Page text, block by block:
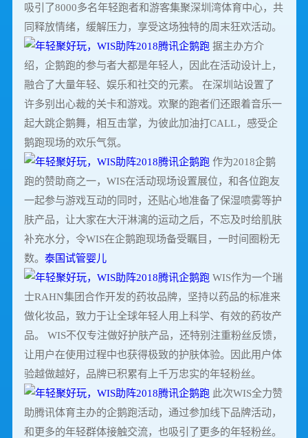
吸引了8000多名年轻跑者和游客集聚深圳湾体育中心，共
同释放情绪，缓解压力，享受这场独特的周末狂欢活动。
据主办方介
绍，企鹅跑的参与者大都是年轻人，因此在活动设计上，
融合了大量年轻、娱乐和社交的元素。 在深圳站设置了
许多别出心裁的关卡和游戏。欢聚的跑者们还跟着音乐一
起大跳企鹅舞，相互击掌，为彼此加油打CALL，感受企
鹅跑现场的欢乐气氛。
作为2018企鹅
跑的赞助商之一，WIS在活动现场设置展位，和各位跑友
一起参与游戏互动的同时，还贴心地准备了保湿喷雾等护
肤产品，让大家在大汗淋漓的运动之后，不忘及时给肌肤
补充水分，令WIS在企鹅跑现场备受瞩目，一时间圈粉无
数。 泰国试管婴儿
WIS作为一个瑞
士RAHN集团合作开发的药妆品牌，坚持以药品的标准来
做化妆品，致力于让全球年轻人用上科学、有效的药妆产
品。 WIS不仅专注做好护肤产品，还特别注重粉丝反馈，
让用户在使用过程中也获得极致的护肤体验。因此用户体
验越做越好，品牌已积累有上千万忠实的年轻粉丝。
此次WIS全力赞
助腾讯体育主办的企鹅跑活动，通过参加线下品牌活动，
和更多的年轻群体接触交流，也吸引了更多的年轻粉丝。